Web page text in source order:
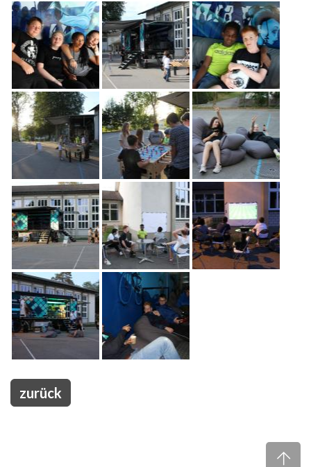
Jobs
Freiwilligenarbeit
News
Newsletter
zurück